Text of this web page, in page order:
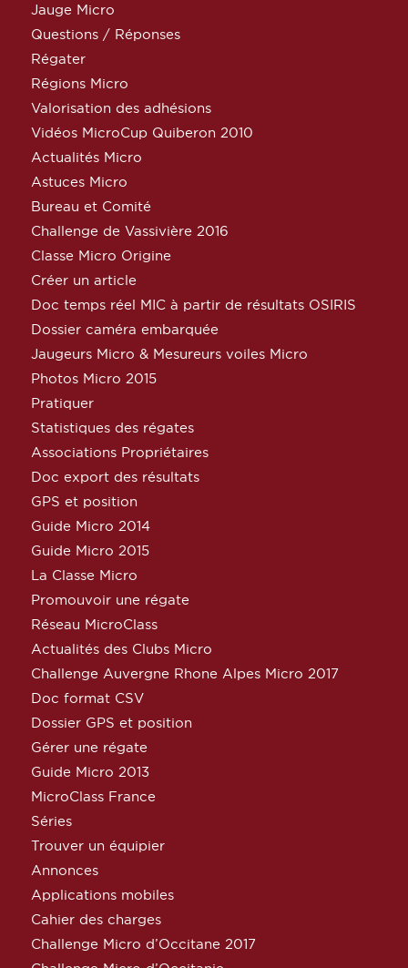
Jauge Micro
Questions / Réponses
Régater
Régions Micro
Valorisation des adhésions
Vidéos MicroCup Quiberon 2010
Actualités Micro
Astuces Micro
Bureau et Comité
Challenge de Vassivière 2016
Classe Micro Origine
Créer un article
Doc temps réel MIC à partir de résultats OSIRIS
Dossier caméra embarquée
Jaugeurs Micro & Mesureurs voiles Micro
Photos Micro 2015
Pratiquer
Statistiques des régates
Associations Propriétaires
Doc export des résultats
GPS et position
Guide Micro 2014
Guide Micro 2015
La Classe Micro
Promouvoir une régate
Réseau MicroClass
Actualités des Clubs Micro
Challenge Auvergne Rhone Alpes Micro 2017
Doc format CSV
Dossier GPS et position
Gérer une régate
Guide Micro 2013
MicroClass France
Séries
Trouver un équipier
Annonces
Applications mobiles
Cahier des charges
Challenge Micro d’Occitane 2017